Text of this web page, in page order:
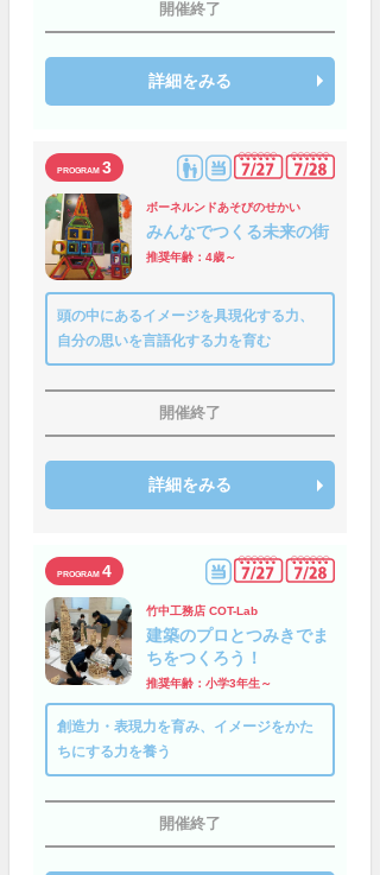
開催終了
詳細をみる
3
ボーネルンドあそびのせかい
みんなでつくる未来の街
推奨年齢：4歳～
頭の中にあるイメージを具現化する力、
自分の思いを言語化する力を育む
開催終了
詳細をみる
4
竹中工務店 COT-Lab
建築のプロとつみきでま
ちをつくろう！
推奨年齢：小学3年生～
創造力・表現力を育み、イメージをかた
ちにする力を養う
開催終了